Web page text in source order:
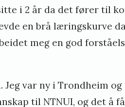
i 2 år da det fører til
en brå læringskurve
meg en god
var ny i Trondheim
til NTNUI, og det å